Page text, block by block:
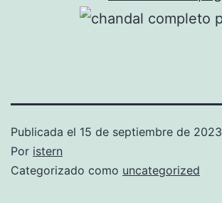
Publicada el 15 de septiembre de 2023
Por istern
Categorizado como uncategorized